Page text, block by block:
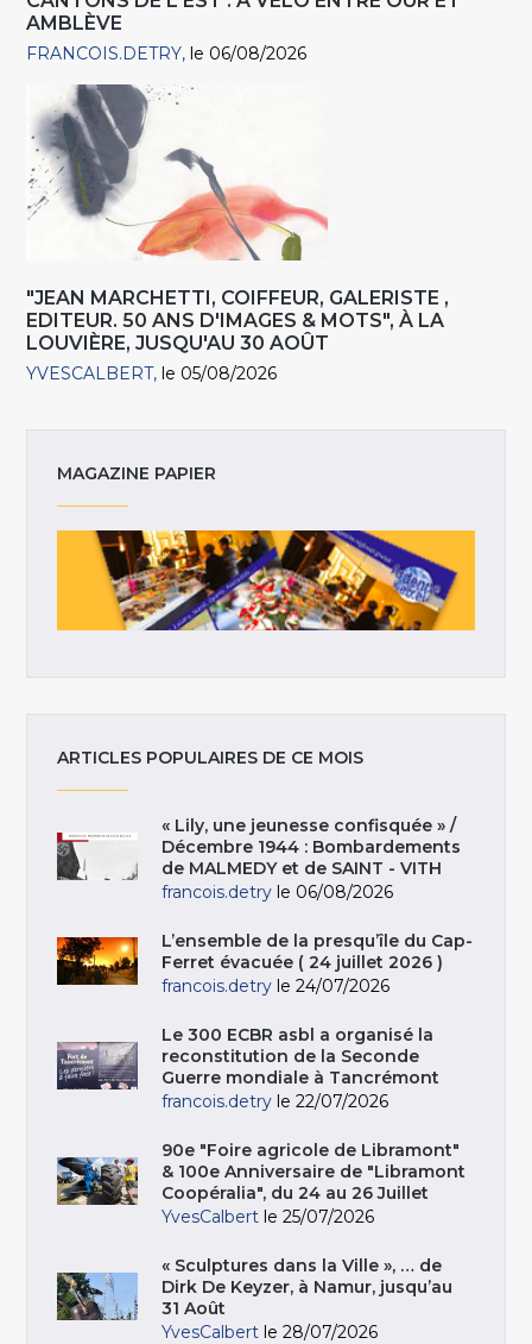
AMBLÈVE
FRANCOIS.DETRY le 06/08/2026
"JEAN MARCHETTI, COIFFEUR, GALERISTE ,
EDITEUR. 50 ANS D'IMAGES & MOTS", À LA
LOUVIÈRE, JUSQU'AU 30 AOÛT
YVESCALBERT le 05/08/2026
MAGAZINE PAPIER
ARTICLES POPULAIRES DE CE MOIS
« Lily, une jeunesse confisquée » /
Décembre 1944 : Bombardements
de MALMEDY et de SAINT - VITH
francois.detry le 06/08/2026
L’ensemble de la presqu’île du Cap-
Ferret évacuée ( 24 juillet 2026 )
francois.detry le 24/07/2026
Le 300 ECBR asbl a organisé la
reconstitution de la Seconde
Guerre mondiale à Tancrémont
francois.detry le 22/07/2026
90e "Foire agricole de Libramont"
& 100e Anniversaire de "Libramont
Coopéralia", du 24 au 26 Juillet
YvesCalbert le 25/07/2026
« Sculptures dans la Ville », … de
Dirk De Keyzer, à Namur, jusqu’au
31 Août
YvesCalbert le 28/07/2026